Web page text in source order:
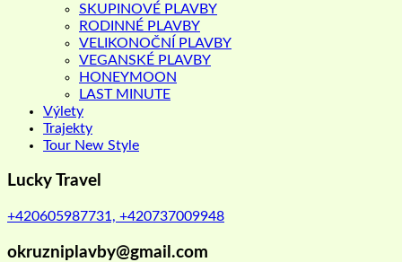
SKUPINOVÉ PLAVBY
RODINNÉ PLAVBY
VELIKONOČNÍ PLAVBY
VEGANSKÉ PLAVBY
HONEYMOON
LAST MINUTE
Výlety
Trajekty
Tour New Style
Lucky Travel
+420605987731, +420737009948
okruzniplavby@gmail.com